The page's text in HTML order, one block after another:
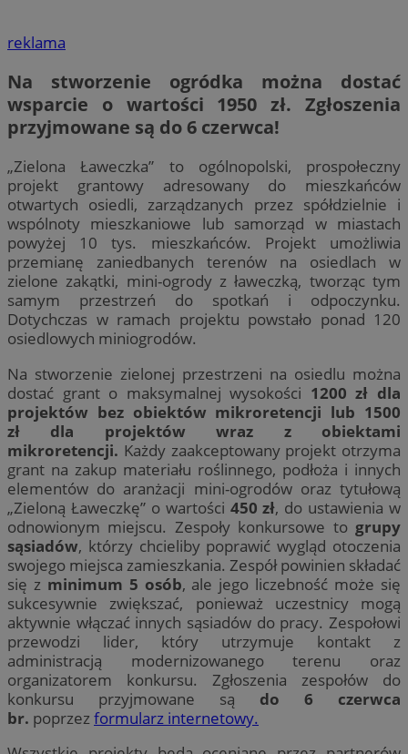
reklama
Na stworzenie ogródka można dostać
wsparcie o wartości 1950 zł. Zgłoszenia
przyjmowane są do6 czerwca!
„Zielona Ławeczka” to ogólnopolski, prospołeczny
projekt grantowy adresowany do mieszkańców
otwartych osiedli, zarządzanych przez spółdzielnie i
wspólnoty mieszkaniowe lub samorząd w miastach
powyżej 10 tys. mieszkańców. Projekt umożliwia
przemianę zaniedbanych terenów na osiedlach w
zielone zakątki, mini-ogrody z ławeczką, tworząc tym
samym przestrzeń do spotkań i odpoczynku.
Dotychczas w ramach projektu powstało ponad 120
osiedlowych miniogrodów.
Na stworzenie zielonej przestrzeni na osiedlu można
dostać grant o maksymalnej wysokości 1200 zł dla
projektów bez obiektów mikroretencji lub 1500
zł dla projektów wraz z obiektami
mikroretencji. Każdy zaakceptowany projekt otrzyma
grant na zakup materiału roślinnego, podłoża i innych
elementów do aranżacji mini-ogrodów oraz tytułową
„Zieloną Ławeczkę” o wartości 450 zł, do ustawienia w
odnowionym miejscu. Zespoły konkursowe to grupy
sąsiadów, którzy chcieliby poprawić wygląd otoczenia
swojego miejsca zamieszkania. Zespół powinien składać
się z minimum 5 osób, ale jego liczebność może się
sukcesywnie zwiększać, ponieważ uczestnicy mogą
aktywnie włączać innych sąsiadów do pracy. Zespołowi
przewodzi lider, który utrzymuje kontakt z
administracją modernizowanego terenu oraz
organizatorem konkursu. Zgłoszenia zespołów do
konkursu przyjmowane są do
6 czerwca
br. poprzez formularz internetowy.